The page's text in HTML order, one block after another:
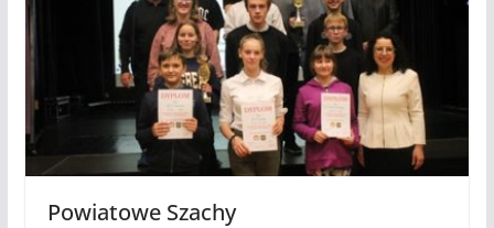
Powiatowe Szachy